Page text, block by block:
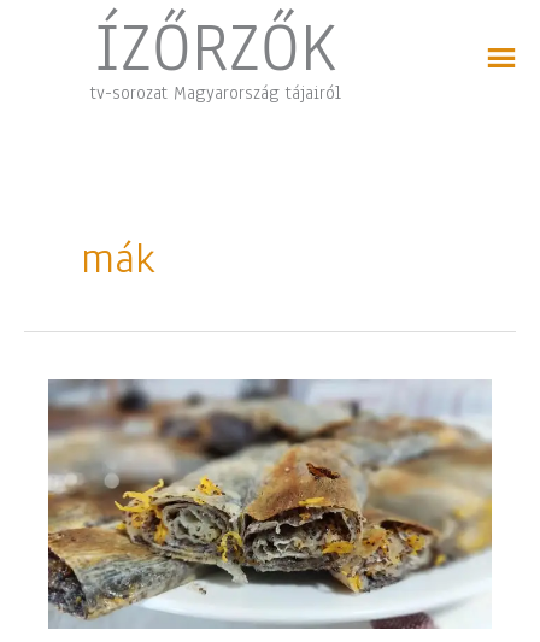
ÍZŐRZŐK
tv-sorozat Magyarország tájairól
mák